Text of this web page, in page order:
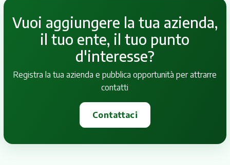
Vuoi aggiungere la tua azienda,
il tuo ente, il tuo punto
d'interesse?
Registra la tua azienda e pubblica opportunità per attrarre
contatti
Contattaci